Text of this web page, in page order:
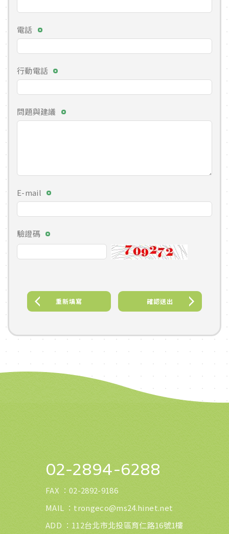
電話
行動電話
問題與建議
E-mail
驗證碼
重新填寫 確認送出
02-2894-6288
FAX ： 02-2892-9186
MAIL ： trongeco@ms24.hinet.net
ADD ：112台北市北投區育仁路16號1樓